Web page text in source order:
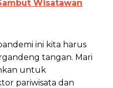
Wisatawan
ini kita harus
tangan. Mari
untuk
pariwisata dan